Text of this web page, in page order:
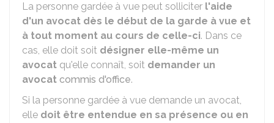
La personne gardée à vue peut solliciter l'aide
d'un avocat dès le début de la garde à vue et
à tout moment au cours de celle-ci. Dans ce
cas, elle doit soit désigner elle-même un
avocat qu'elle connaît, soit demander un
avocat commis d'office.
Si la personne gardée à vue demande un avocat,
elle doit être entendue en sa présence ou en